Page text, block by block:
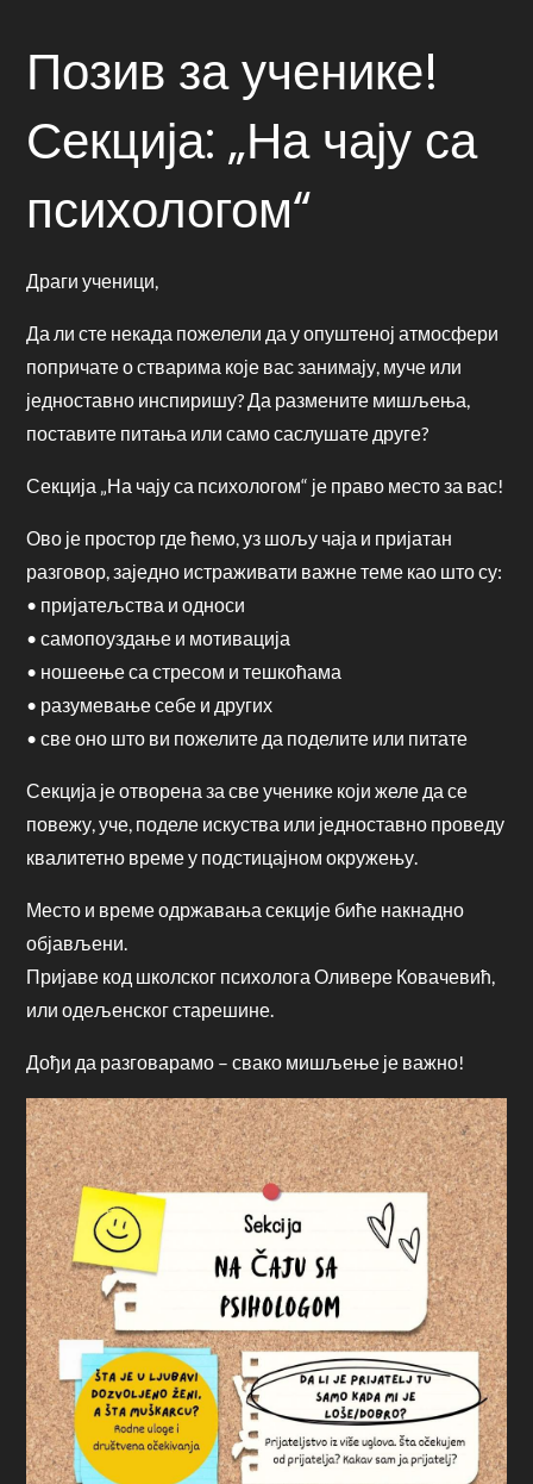
Позив за ученике!
Секција: „На чају са
психологом“
Драги ученици,
Да ли сте некада пожелели да у опуштеној атмосфери
попричате о стварима које вас занимају, муче или
једноставно инспиришу? Да размените мишљења,
поставите питања или само саслушате друге?
Секција „На чају са психологом“ је право место за вас!
Ово је простор где ћемо, уз шољу чаја и пријатан
разговор, заједно истраживати важне теме као што су:
• пријатељства и односи
• самопоуздање и мотивација
• ношеење са стресом и тешкоћама
• разумевање себе и других
• све оно што ви пожелите да поделите или питате
Секција је отворена за све ученике који желе да се
повежу, уче, поделе искуства или једноставно проведу
квалитетно време у подстицајном окружењу.
Место и време одржавања секције биће накнадно
објављени.
Пријаве код школског психолога Оливере Ковачевић,
или одељенског старешине.
Дођи да разговарамо – свако мишљење је важно!